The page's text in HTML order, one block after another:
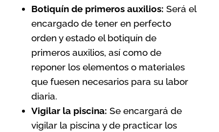
Botiquín de primeros auxilios: Será el
encargado de tener en perfecto
orden y estado el botiquín de
primeros auxilios, así como de
reponer los elementos o materiales
que fuesen necesarios para su labor
diaria.
Vigilar la piscina: Se encargará de
vigilar la piscina y de practicar los